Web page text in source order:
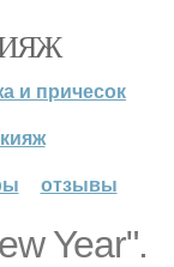
и причесок
отзывы
Year".